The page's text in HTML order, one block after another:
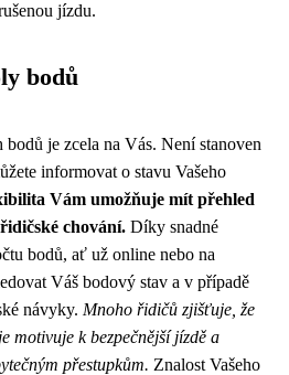
jízdu.
bodů
je zcela na Vás. Není stanoven
informovat o stavu Vašeho
Vám umožňuje mít přehled
chování. Díky snadné
bodů, ať už online nebo na
Váš bodový stav a v případě
návyky. Mnoho řidičů zjišťuje, že
motivuje k bezpečnější jízdě a
přestupkům. Znalost Vašeho